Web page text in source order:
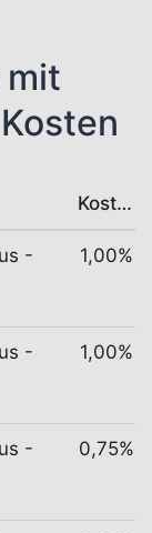
mit
Kosten
-
1,00%
-
1,00%
-
0,75%